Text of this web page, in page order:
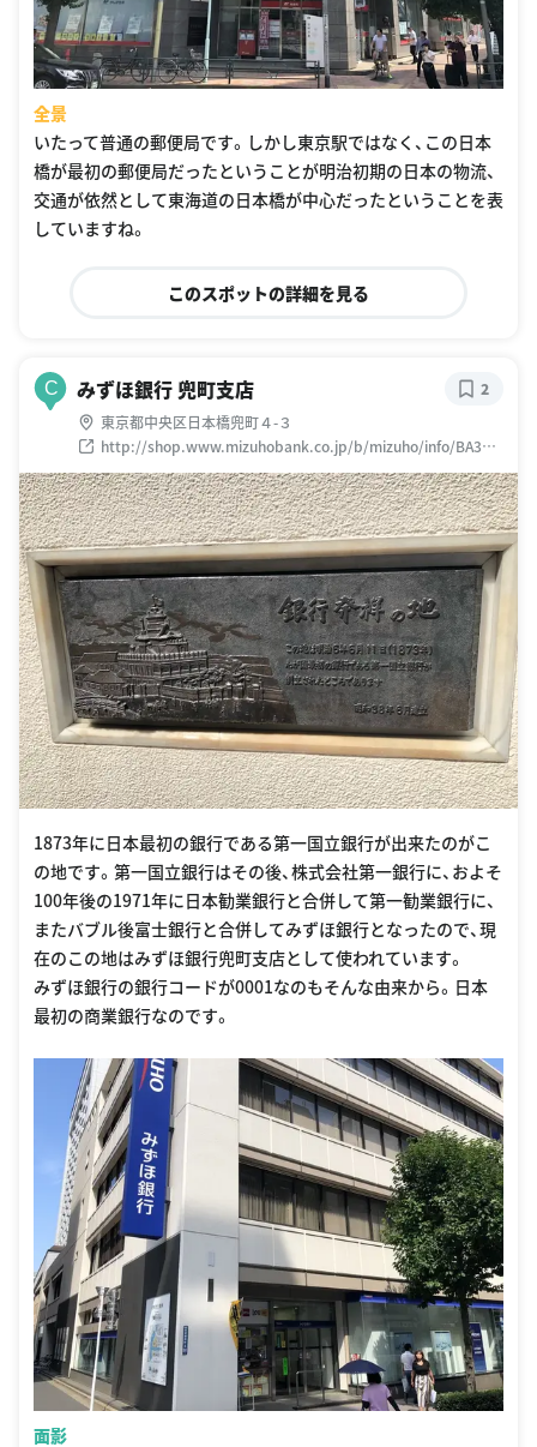
全景
いたって普通の郵便局です。しかし東京駅ではなく、この日本
橋が最初の郵便局だったということが明治初期の日本の物流、
交通が依然として東海道の日本橋が中心だったということを表
していますね。
このスポットの詳細を見る
C みずほ銀行 兜町支店
東京都中央区日本橋兜町４-３
http://shop.www.mizuhobank.co.jp/b/mizuho/info/BA338
925/
2
1873年に日本最初の銀行である第一国立銀行が出来たのがこ
の地です。第一国立銀行はその後、株式会社第一銀行に、およそ
100年後の1971年に日本勧業銀行と合併して第一勧業銀行に、
またバブル後富士銀行と合併してみずほ銀行となったので、現
在のこの地はみずほ銀行兜町支店として使われています。
みずほ銀行の銀行コードが0001なのもそんな由来から。日本
最初の商業銀行なのです。
面影